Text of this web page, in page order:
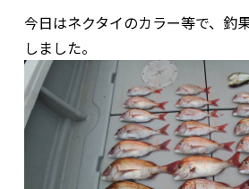
今日はネクタイのカラー等で、釣
しました。